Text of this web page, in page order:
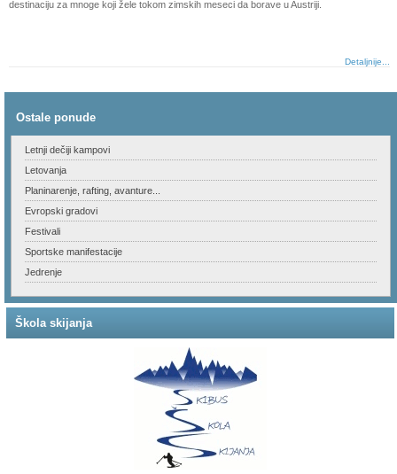
destinaciju za mnoge koji žele tokom zimskih meseci da borave u Austriji.
Detaljnije...
Ostale ponude
Letnji dečiji kampovi
Letovanja
Planinarenje, rafting, avanture...
Evropski gradovi
Festivali
Sportske manifestacije
Jedrenje
Škola skijanja